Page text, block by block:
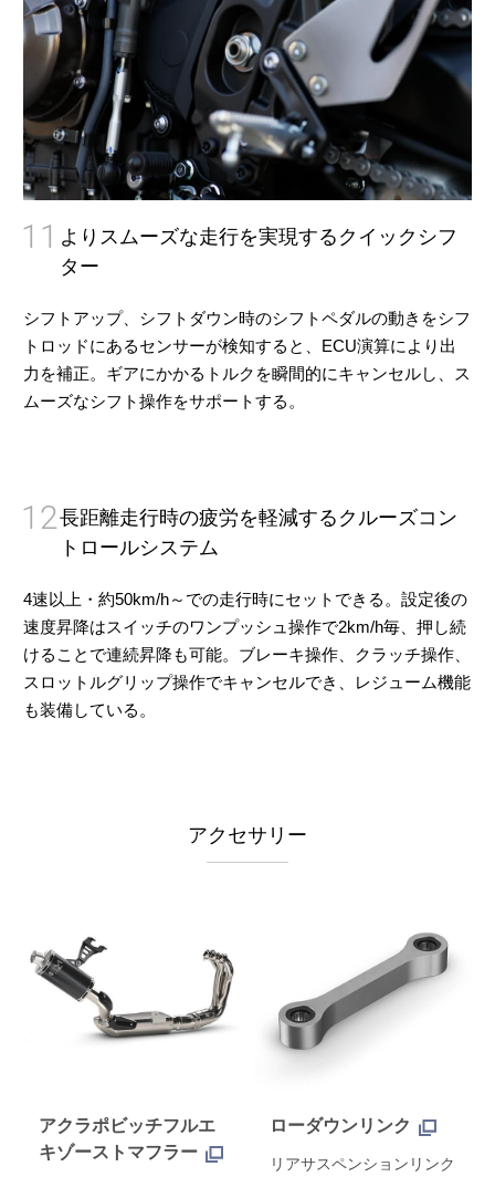
11 よりスムーズな走行を実現するクイックシフ
ター
シフトアップ、シフトダウン時のシフトペダルの動きをシフ
トロッドにあるセンサーが検知すると、ECU演算により出
力を補正。ギアにかかるトルクを瞬間的にキャンセルし、ス
ムーズなシフト操作をサポートする。
12長距離走行時の疲労を軽減するクルーズコン
トロールシステム
4速以上・約50km/h～での走行時にセットできる。設定後の
速度昇降はスイッチのワンプッシュ操作で2km/h毎、押し続
けることで連続昇降も可能。ブレーキ操作、クラッチ操作、
スロットルグリップ操作でキャンセルでき、レジューム機能
も装備している。
アクセサリー
アクラポビッチフルエ
キゾーストマフラー
ローダウンリンク
リアサスペンションリンク